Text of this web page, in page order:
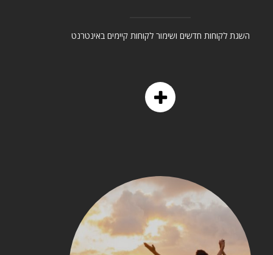
השגת לקוחות חדשים ושימור לקוחות קיימים באינטרנט